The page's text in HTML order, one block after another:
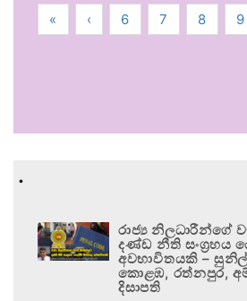
« ‹ 6 7 8 9
.
රාජ්‍ය නිලධාරීන්ගේ
දණ්ඩ නීති සංග්‍රහය
අවභාවිතයකි –
කොළඹ, රත්නපුර,
දිසාපති